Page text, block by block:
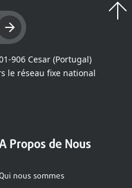
906 Cesar (Portugal)
le réseau fixe national
Propos de Nous
nous sommes